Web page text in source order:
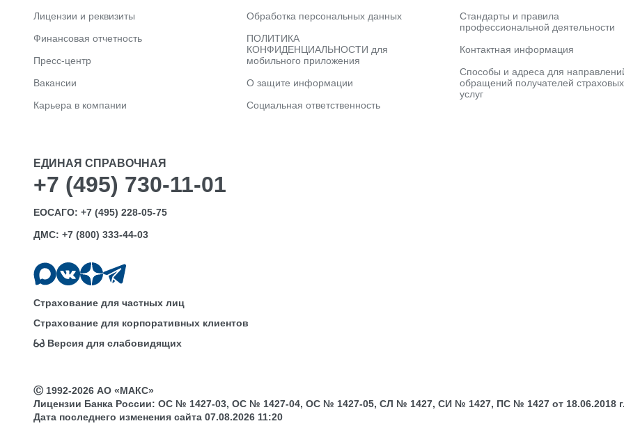
Лицензии и реквизиты
Финансовая отчетность
Пресс-центр
Вакансии
Карьера в компании
Обработка персональных данных
ПОЛИТИКА
КОНФИДЕНЦИАЛЬНОСТИ для
мобильного приложения
О защите информации
Социальная ответственность
Стандарты и правила
профессиональной деятельности
Контактная информация
Способы и адреса для
обращений получателей страховых
услуг
ЕДИНАЯ СПРАВОЧНАЯ
+7 (495) 730-11-01
ЕОСАГО: +7 (495) 228-05-75
ДМС: +7 (800) 333-44-03
Страхование для частных лиц
Страхование для корпоративных клиентов
Версия для слабовидящих
Ⓒ 1992-2026 АО «МАКС»
Лицензии Банка России: ОС № 1427-03, ОС № 1427-04, ОС № 1427-05, СЛ № 1427, СИ № 1427, ПС № 1427 от 18.06.2018
Дата последнего изменения сайта 07.08.2026 11:20